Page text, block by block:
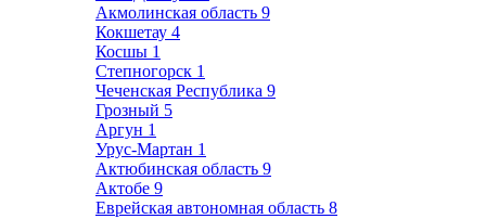
Акмолинская область 9
Кокшетау 4
Косшы 1
Степногорск 1
Чеченская Республика 9
Грозный 5
Аргун 1
Урус-Мартан 1
Актюбинская область 9
Актобе 9
Еврейская автономная область 8